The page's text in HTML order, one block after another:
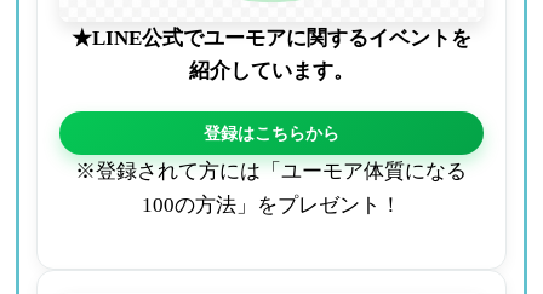
★LINE公式でユーモアに関するイベントを
紹介しています。
登録はこちらから
※登録されて方には「ユーモア体質になる
100の方法」をプレゼント！